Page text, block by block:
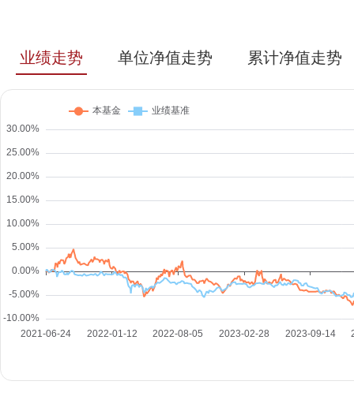
业绩走势 单位净值走势 累计净值走势